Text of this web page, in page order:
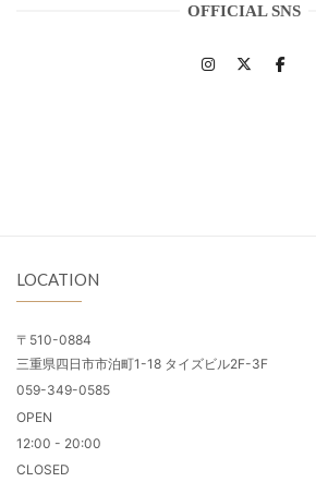
OFFICIAL SNS
LOCATION
〒510-0884
三重県四日市市泊町1-18 タイズビル2F-3F
059-349-0585
OPEN
12:00 - 20:00
CLOSED